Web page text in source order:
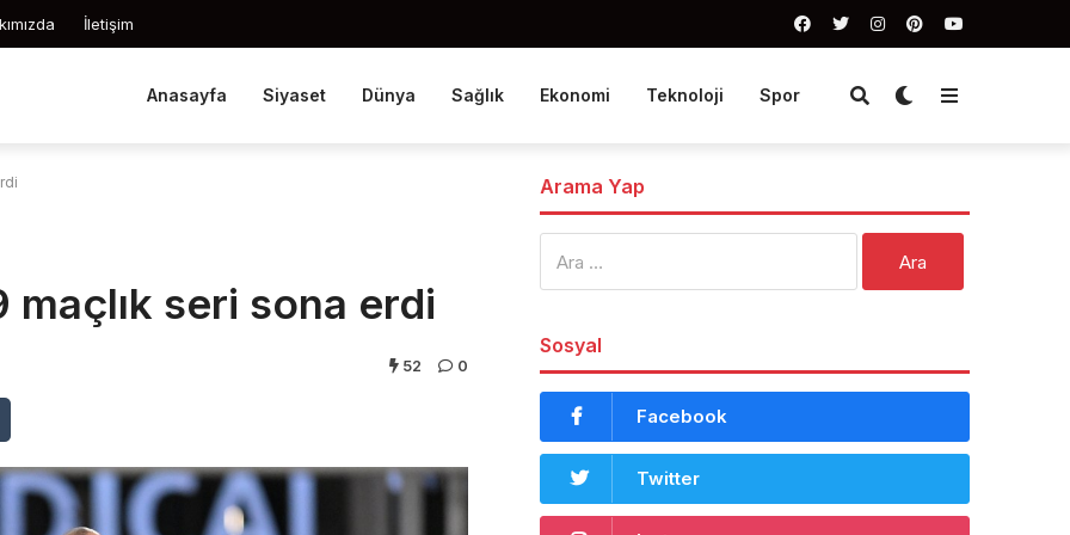
İletişim
Anasayfa Siyaset Dünya Sağlık Ekonomi Teknoloji Spor
seri sona erdi
52 0
Arama Yap
Sosyal
Facebook
Twitter